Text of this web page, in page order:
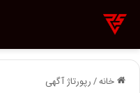
خانه/رپورتاژ آگهی